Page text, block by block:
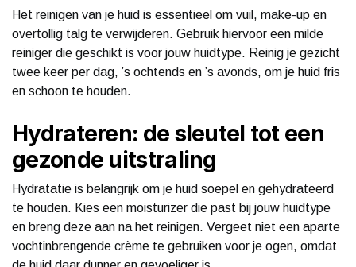
Het reinigen van je huid is essentieel om vuil, make-up en
overtollig talg te verwijderen. Gebruik hiervoor een milde
reiniger die geschikt is voor jouw huidtype. Reinig je gezicht
twee keer per dag, ’s ochtends en ’s avonds, om je huid fris
en schoon te houden.
Hydrateren: de sleutel tot een
gezonde uitstraling
Hydratatie is belangrijk om je huid soepel en gehydrateerd
te houden. Kies een moisturizer die past bij jouw huidtype
en breng deze aan na het reinigen. Vergeet niet een aparte
vochtinbrengende crème te gebruiken voor je ogen, omdat